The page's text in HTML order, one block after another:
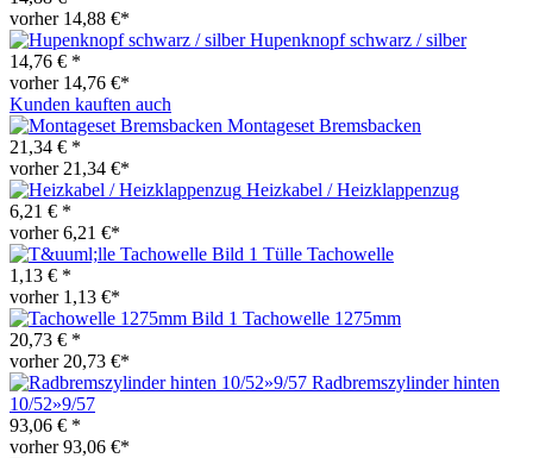
vorher 14,88 €*
Hupenknopf schwarz / silber
14,76 € *
vorher 14,76 €*
Kunden kauften auch
Montageset Bremsbacken
21,34 € *
vorher 21,34 €*
Heizkabel / Heizklappenzug
6,21 € *
vorher 6,21 €*
Tülle Tachowelle
1,13 € *
vorher 1,13 €*
Tachowelle 1275mm
20,73 € *
vorher 20,73 €*
Radbremszylinder hinten
10/52»9/57
93,06 € *
vorher 93,06 €*